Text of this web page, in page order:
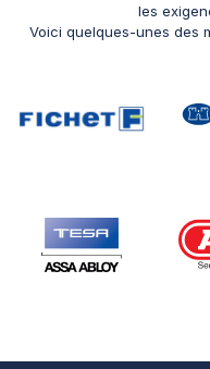
les
Voici quelques-unes des